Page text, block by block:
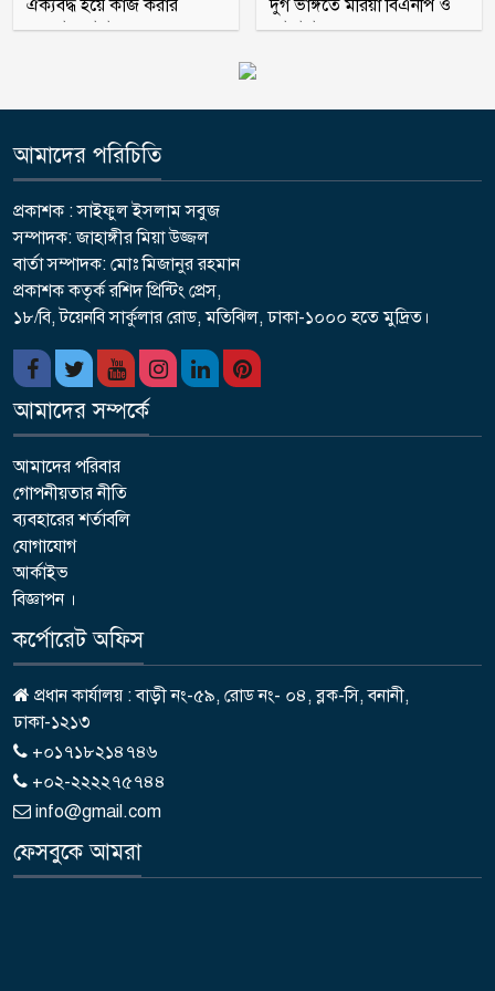
ঐক্যবদ্ধ হয়ে কাজ করার
অহব্বান জানান
দুর্গ ভাঙ্গতে মরিয়া বিএনপি ও
জামায়াত
আমাদের পরিচিতি
প্রকাশক : সাইফুল ইসলাম সবুজ
সম্পাদক: জাহাঙ্গীর মিয়া উজ্জল
বার্তা সম্পাদক: মোঃ মিজানুর রহমান
প্রকাশক কতৃর্ক রশিদ প্রিন্টিং প্রেস,
১৮/বি, টয়েনবি সার্কুলার রোড, মতিঝিল, ঢাকা-১০০০ হতে মুদ্রিত।
আমাদের সম্পর্কে
আমাদের পরিবার
গোপনীয়তার নীতি
ব্যবহারের শর্তাবলি
যোগাযোগ
আর্কাইভ
বিজ্ঞাপন ।
কর্পোরেট অফিস
প্রধান কার্যালয় : বাড়ী নং-৫৯, রোড নং- ০৪, ব্লক-সি, বনানী,
ঢাকা-১২১৩
+০১৭১৮২১৪৭৪৬
+০২-২২২২৭৫৭৪৪
info@gmail.com
ফেসবুকে আমরা